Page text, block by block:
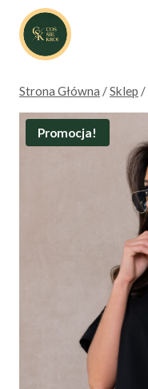
Przejdź
treści
Strona Główna /Sklep /
Promocja!